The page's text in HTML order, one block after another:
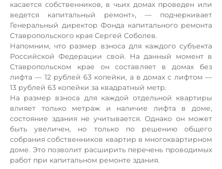
касается собственников, в чьих домах проведен или
ведется капитальный ремонт», — подчеркивает
Генеральный директор Фонда капитального ремонта
Ставропольского края Сергей Соболев.
Напомним, что размер взноса для каждого субъекта
Российской Федерации свой. На данный момент в
Ставропольском крае он составляет в домах без
лифта — 12 рублей 63 копейки, а в домах с лифтом —
13 рублей 63 копейки за квадратный метр.
На размер взноса для каждой отдельной квартиры
влияет только метраж и наличие лифта в доме,
состояние здания не учитывается. Однако он может
быть увеличен, но только по решению общего
собрания собственников квартир в многоквартирном
доме. Это позволит расширить перечень проводимых
работ при капитальном ремонте здания.